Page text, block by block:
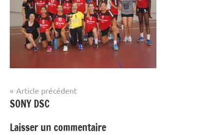
Navigation
de
l’article
Article précédent
SONY DSC
Laisser un commentaire